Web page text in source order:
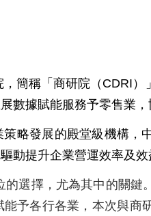
簡稱「商研院（ CDRI ）
數據賦能服務予零售業，
略發展的殿堂級機構
動提升企業營運效率及效
選擇，尤為其中的關
予各行各業，本次與商